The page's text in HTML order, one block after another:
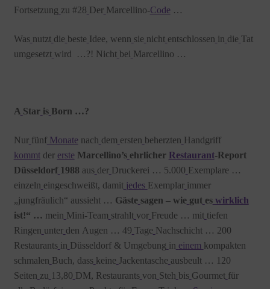
Fortsetzung zu #28 Der Marcellino-Code…
Was nutzt die beste Idee, wenn sie nicht entschlossen in die Tat
umgesetzt wird …?! Nicht bei Marcellino …
A Star is Born …?
Nur fünfMonatenach dem ersten beherzten Handgriff
kommtder erste Marcellino’s ehrlicher Restaurant-Report
Düsseldorf 1988 aus der Druckerei … 5.000 Exemplare …
einzeln eingeschweißt, damit jedes Exemplar immer
„jungfräulich“ aussieht … Gäste sagen – wie gut eswirklich
ist!“ … mein Mini-Team strahlt vor Freude … mit tiefen
Ringen unter den Augen … 49 Tage Nachschicht … 200
Restaurants in Düsseldorf & Umgebung in einem kompakten
schmalen Buch, dass keine Jackentasche ausbeult … 120
Seiten zu 13,80 DM, Restaurants von Steh bis Gourmet für